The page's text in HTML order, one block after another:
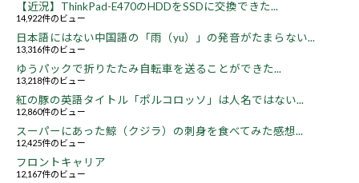
【近況】ThinkPad-E470のHDDをSSDに交換できた...
14,922件のビュー
日本語にはない中国語の「雨（yu）」の発音がたまらない...
13,316件のビュー
ゆうパックで折りたたみ自転車を送ることができた...
13,218件のビュー
紅の豚の英語タイトル「ポルコロッソ」は人名ではない...
12,860件のビュー
スーパーにあった鯨（クジラ）の刺身を食べてみた感想...
12,425件のビュー
フロントキャリア
12,167件のビュー